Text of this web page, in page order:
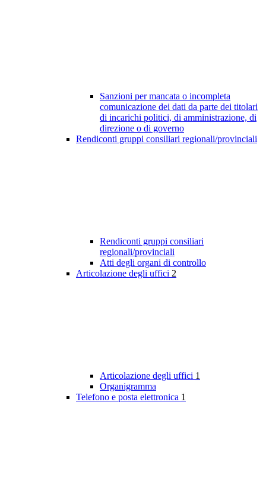
Sanzioni per mancata o incompleta
comunicazione dei dati da parte dei titolari
di incarichi politici, di amministrazione, di
direzione o di governo
Rendiconti gruppi consiliari regionali/provinciali
Rendiconti gruppi consiliari
regionali/provinciali
Atti degli organi di controllo
Articolazione degli uffici 2
Articolazione degli uffici 1
Organigramma
Telefono e posta elettronica 1